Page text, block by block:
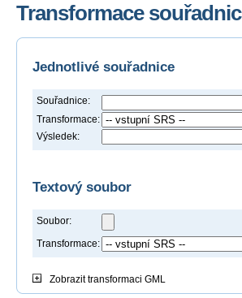
Transformace souřadnic
Jednotlivé souřadnice
Souřadnice:
Transformace:
Výsledek:
Textový soubor
Soubor:
Transformace:
Zobrazittransformaci GML